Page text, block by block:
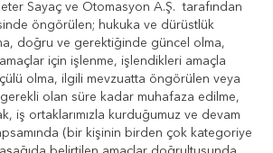
Sayaç ve Otomasyon A.Ş. tarafından
öngörülen; hukuka ve dürüstlük
doğru ve gerektiğinde güncel olma,
için işlenme, işlendikleri amaçla
olma, ilgili mevzuatta öngörülen veya
olan süre kadar muhafaza edilme,
iş ortaklarımızla kurduğumuz ve devam
(bir kişinin birden çok kategoriye